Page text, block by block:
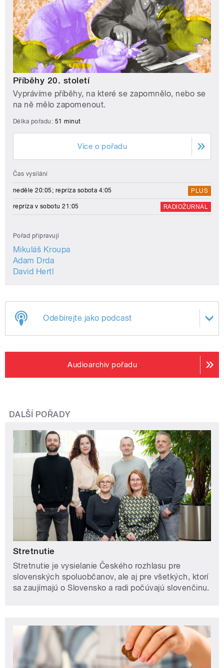
Příběhy 20. století
Vyprávíme příběhy, na které se zapomnělo, nebo se
na ně mělo zapomenout.
Délka pořadu: 51 minut
Více o pořadu
Čas vysílání
neděle 20:05; repríza sobota 4:05 PLUS
repríza v sobotu 21:05 RADIOŽURNÁL
Pořad připravují
Mikuláš Kroupa
Adam Drda
David Hertl
Odebírejte jako podcast
Audioarchiv pořadu
DALŠÍ POŘADY
Stretnutie
Stretnutie je vysielanie Českého rozhlasu pre
slovenských spoluobčanov, ale aj pre všetkých, ktorí
sa zaujímajú o Slovensko a radi počúvajú slovenčinu.